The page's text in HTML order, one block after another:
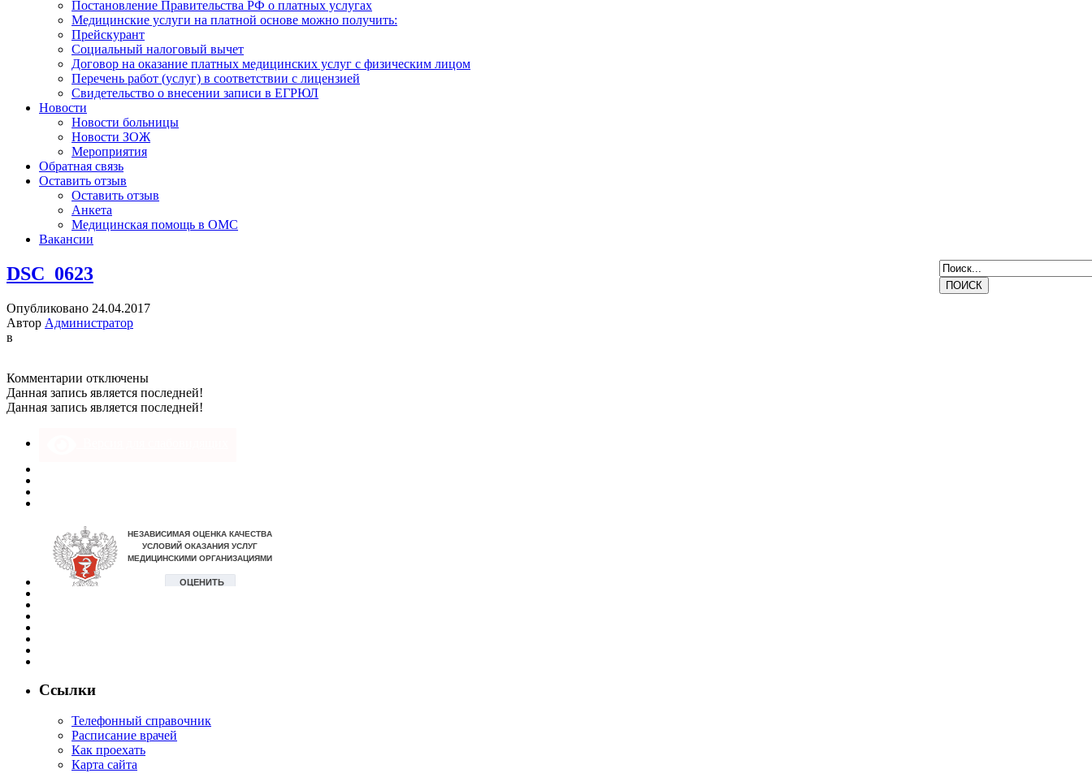
Постановление Правительства РФ о платных услугах
Медицинские услуги на платной основе можно получить:
Прейскурант
Социальный налоговый вычет
Договор на оказание платных медицинских услуг с физическим лицом
Перечень работ (услуг) в соответствии с лицензией
Свидетельство о внесении записи в ЕГРЮЛ
Новости
Новости больницы
Новости ЗОЖ
Мероприятия
Обратная связь
Оставить отзыв
Оставить отзыв
Анкета
Медицинская помощь в ОМС
Вакансии
DSC_0623
Опубликовано 24.04.2017
Автор Администратор
в
Комментарии к
записи
DSC_0623
отключены
Данная запись является последней!
Данная запись является последней!
Ссылки
Телефонный справочник
Расписание врачей
Как проехать
Карта сайта